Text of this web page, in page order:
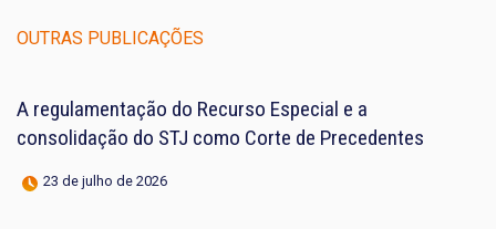
OUTRAS PUBLICAÇÕES
A regulamentação do Recurso Especial e a
consolidação do STJ como Corte de Precedentes
23 de julho de 2026